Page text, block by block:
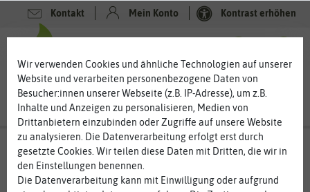
Kontakt Mein Konto Kontrast erhöhen
Wir verwenden Cookies und ähnliche Technologien auf unserer
Website und verarbeiten personenbezogene Daten von
Besucher:innen unserer Webseite (z.B. IP-Adresse), um z.B.
Inhalte und Anzeigen zu personalisieren, Medien von
Drittanbietern einzubinden oder Zugriffe auf unsere Website
zu analysieren. Die Datenverarbeitung erfolgt erst durch
gesetzte Cookies. Wir teilen diese Daten mit Dritten, die wir in
den Einstellungen benennen.
Die Datenverarbeitung kann mit Einwilligung oder aufgrund